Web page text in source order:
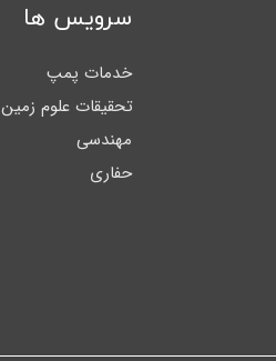
سرویس ها
خدمات پمپ
تحقیقات علوم زمین
مهندسی
حفاری